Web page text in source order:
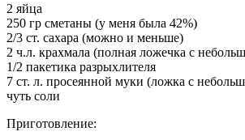
2 яйца
250 гр сметаны (у меня была 42%)
2/3 ст. сахара (можно и меньше)
2 ч.л. крахмала (полная ложечка с
1/2 пакетика разрыхлителя
7 ст. л. просеянной муки (ложка с
чуть соли
Приготовление: